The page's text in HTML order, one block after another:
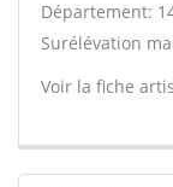
Département:
Surélévation
Voir la fiche